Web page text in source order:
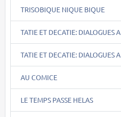
TRISOBIQUE NIQUE BIQUE
TATIE ET DECATIE: DIALOGUES A
TATIE ET DECATIE: DIALOGUES A
AU COMICE
LE TEMPS PASSE HELAS